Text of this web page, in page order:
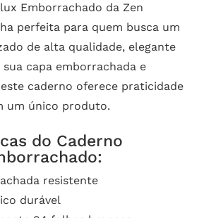
Emborrachado da Zen
perfeita para quem busca um
de alta qualidade, elegante
capa emborrachada e
caderno oferece praticidade
um único produto.
do Caderno
resistente
durável